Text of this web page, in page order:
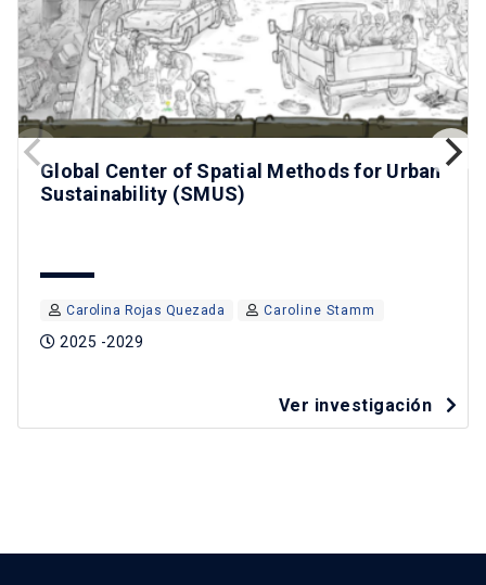
Global Center of Spatial Methods for Urban
Sustainability (SMUS)
Carolina Rojas Quezada Caroline Stamm
2025 -2029
Ver investigación